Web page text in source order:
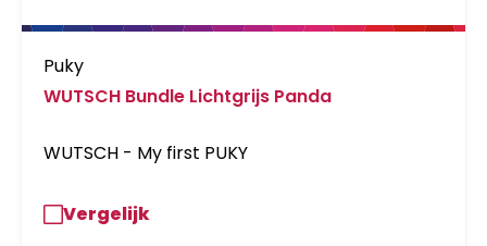
Puky
WUTSCH Bundle Lichtgrijs Panda
WUTSCH - My first PUKY
Vergelijk